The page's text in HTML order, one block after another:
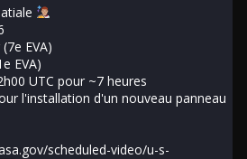
EVA)
EVA)
UTC pour ~7 heures
l'installation d'un nouveau panneau
scheduled-video/u-s-